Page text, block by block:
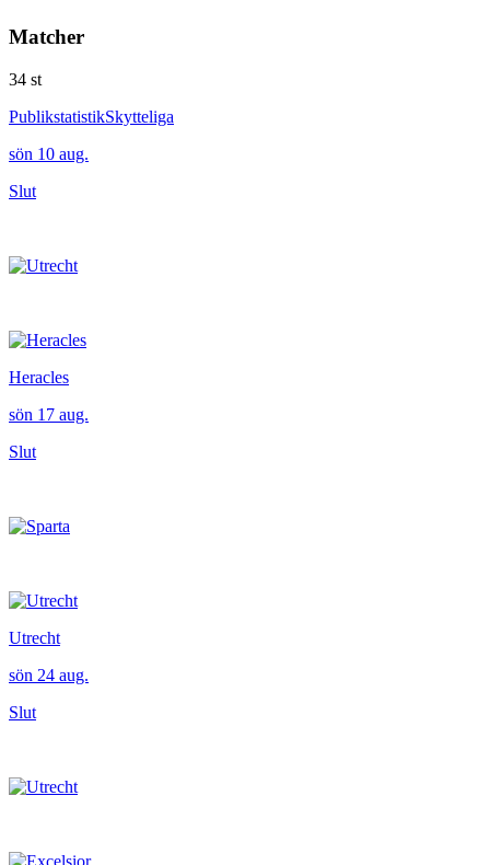
Matcher
34 st
PublikstatistikSkytteliga
sön 10 aug.
Slut
Heracles
sön 17 aug.
Slut
Utrecht
sön 24 aug.
Slut